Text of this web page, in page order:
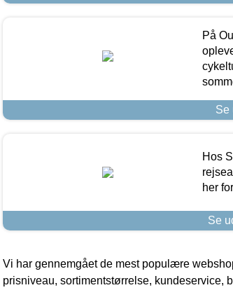
På
Se
Hos
her
Se
Vi har gennemgået de mest populære
prisniveau, sortimentstørrelse, kundeservice,